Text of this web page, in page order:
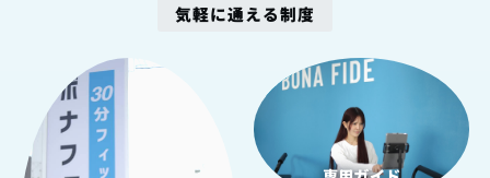
気軽に通える制度
2